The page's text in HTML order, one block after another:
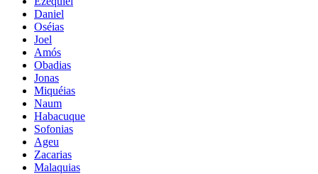
Daniel
Oséias
Joel
Amós
Obadias
Jonas
Miquéias
Naum
Habacuque
Sofonias
Ageu
Zacarias
Malaquias